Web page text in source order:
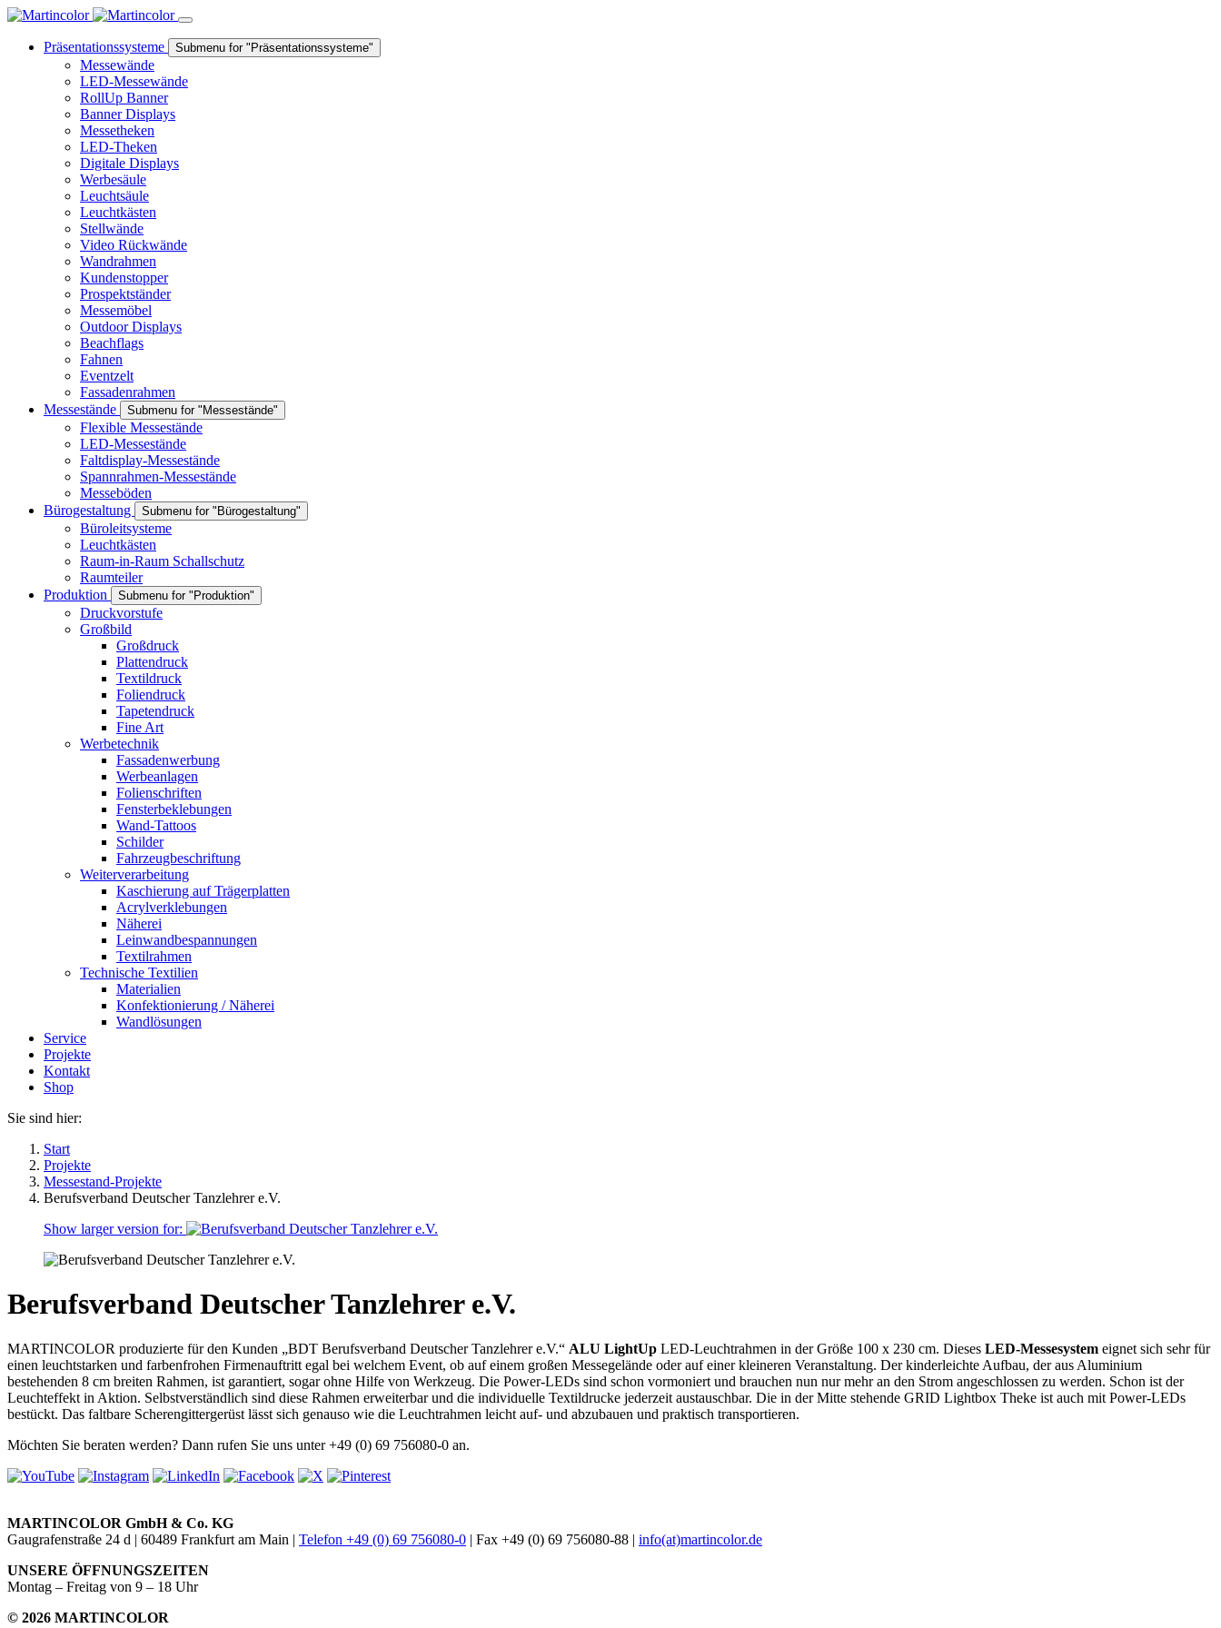
Präsentationssysteme Submenu for "Präsentationssysteme"
Messewände
LED-Messewände
RollUp Banner
Banner Displays
Messetheken
LED-Theken
Digitale Displays
Werbesäule
Leuchtsäule
Leuchtkästen
Stellwände
Video Rückwände
Wandrahmen
Kundenstopper
Prospektständer
Messemöbel
Outdoor Displays
Beachflags
Fahnen
Eventzelt
Fassadenrahmen
Messestände
Submenu for "Messestände"
Flexible Messestände
LED-Messestände
Faltdisplay-Messestände
Spannrahmen-Messestände
Messeböden
Bürogestaltung
Submenu for "Bürogestaltung"
Büroleitsysteme
Leuchtkästen
Raum-in-Raum Schallschutz
Raumteiler
Produktion
Submenu for "Produktion"
Druckvorstufe
Großbild
Großdruck
Plattendruck
Textildruck
Foliendruck
Tapetendruck
Fine Art
Werbetechnik
Fassadenwerbung
Werbeanlagen
Folienschriften
Fensterbeklebungen
Wand-Tattoos
Schilder
Fahrzeugbeschriftung
Weiterverarbeitung
Kaschierung auf Trägerplatten
Acrylverklebungen
Näherei
Leinwandbespannungen
Textilrahmen
Technische Textilien
Materialien
Konfektionierung / Näherei
Wandlösungen
Service
Projekte
Kontakt
Shop
Sie sind hier:
Start
Projekte
Messestand-Projekte
Berufsverband Deutscher Tanzlehrer e.V.
Show larger version for:
Berufsverband Deutscher Tanzlehrer e.V.
MARTINCOLOR produzierte für den Kunden „BDT Berufsverband Deutscher Tanzlehrer e.V.“ ALU LightUp LED-Leuchtrahmen in der Größe 100 x 230 cm. Dieses LED-Messesystem eignet sich sehr für
einen leuchtstarken und farbenfrohen Firmenauftritt egal bei welchem Event, ob auf einem großen Messegelände oder auf einer kleineren Veranstaltung. Der kinderleichte Aufbau, der aus Aluminium
bestehenden 8 cm breiten Rahmen, ist garantiert, sogar ohne Hilfe von Werkzeug. Die Power-LEDs sind schon vormoniert und brauchen nun nur mehr an den Strom angeschlossen zu werden. Schon ist der
Leuchteffekt in Aktion. Selbstverständlich sind diese Rahmen erweiterbar und die individuelle Textildrucke jederzeit austauschbar. Die in der Mitte stehende GRID Lightbox Theke ist auch mit Power-LEDs
bestückt. Das faltbare Scherengittergerüst lässt sich genauso wie die Leuchtrahmen leicht auf- und abzubauen und praktisch transportieren.
Möchten Sie beraten werden? Dann rufen Sie uns unter +49 (0) 69 756080-0 an.
MARTINCOLOR GmbH & Co. KG
Gaugrafenstraße 24 d | 60489 Frankfurt am Main | Telefon +49 (0) 69 756080-0 | Fax +49 (0) 69 756080-88 | info(at)martincolor.de
UNSERE ÖFFNUNGSZEITEN
Montag – Freitag von 9 – 18 Uhr
© 2026 MARTINCOLOR